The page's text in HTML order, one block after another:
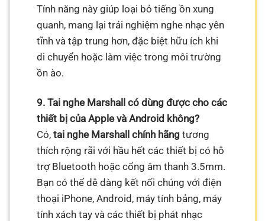
Tính năng này giúp loại bỏ tiếng ồn xung
quanh, mang lại trải nghiệm nghe nhạc yên
tĩnh và tập trung hơn, đặc biệt hữu ích khi
di chuyển hoặc làm việc trong môi trường
ồn ào.
9. Tai nghe Marshall có dùng được cho các
thiết bị của Apple và Android không?
Có,tai nghe Marshall chính hãng tương
thích rộng rãi với hầu hết các thiết bị có hỗ
trợ Bluetooth hoặc cổng âm thanh 3.5mm.
Bạn có thể dễ dàng kết nối chúng với điện
thoại iPhone, Android, máy tính bảng, máy
tính xách tay và các thiết bị phát nhạc